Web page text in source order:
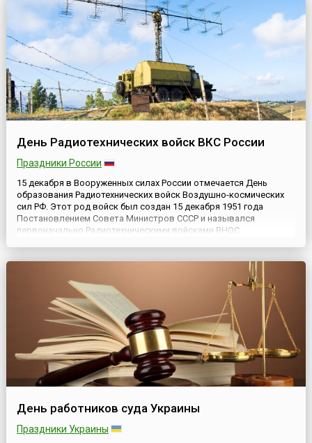
День Радиотехнических войск ВКС России
Праздники России
15 декабря в Вооруженных силах России отмечается День
образования Радиотехнических войск Воздушно-космических
сил РФ. Этот род войск был создан 15 декабря 1951 года
Постановлением Совета Министров СССР и назывался
первоначально Радиотехническими войсками ВНОС
День работников суда Украины
Праздники Украины